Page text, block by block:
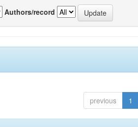
Authors/record
previous 1